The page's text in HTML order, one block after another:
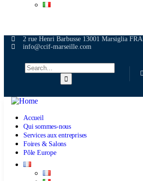
2 rue Henri Barbusse 13001 Marsiglia
info@ccif-marseille.com
Accueil
Qui sommes-nous
Services aux entreprises
Foires & Salons
Pôle Europe